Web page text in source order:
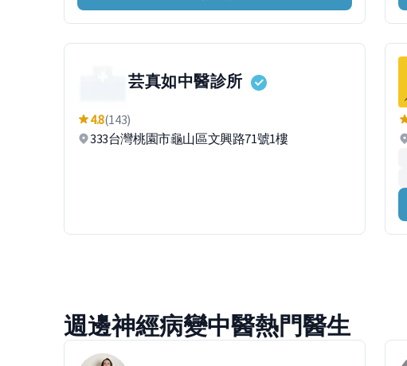
芸真如中醫診所
4.8(143)
333台灣桃園市龜山區文興路71號1樓
週邊神經病變中醫熱門醫生